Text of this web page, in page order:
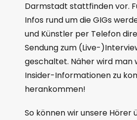
Darmstadt stattfinden vor.
Infos rund um die GIGs
und Künstler per Telefon
Sendung zum (Live-
geschaltet. Näher wird man
Insider-Informationen zu
herankommen!
So können wir unsere Hörer